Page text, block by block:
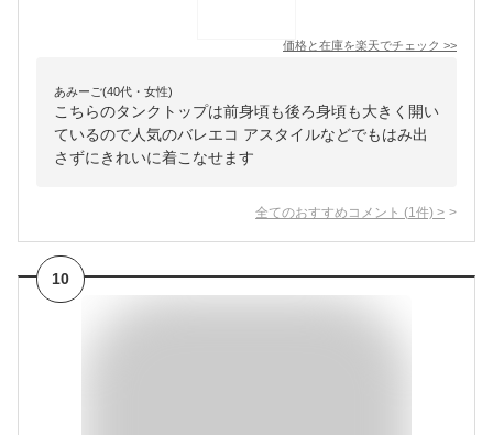
価格と在庫を楽天でチェック >>
あみーご(40代・女性)
こちらのタンクトップは前身頃も後ろ身頃も大きく開い
ているので人気のバレエコ アスタイルなどでもはみ出
さずにきれいに着こなせます
全てのおすすめコメント (1 件) >
10